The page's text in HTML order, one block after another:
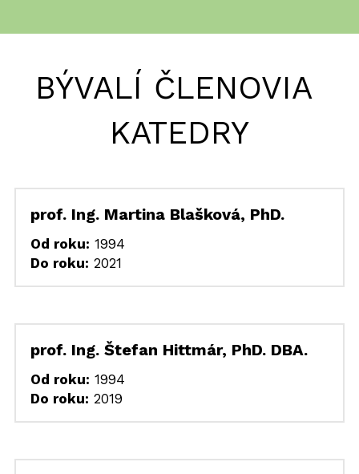
BÝVALÍ ČLENOVIA
KATEDRY
prof. Ing. Martina Blašková, PhD.
Od roku: 1994
Do roku: 2021
prof. Ing. Štefan Hittmár, PhD. DBA.
Od roku: 1994
Do roku: 2019